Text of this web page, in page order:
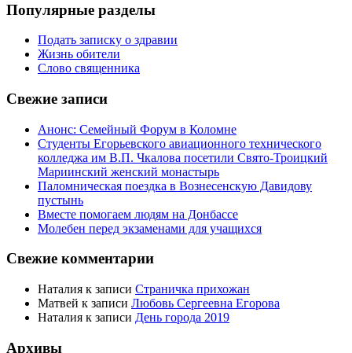
Популярные разделы
Подать записку о здравии
Жизнь обители
Слово священника
Свежие записи
Анонс: Семейный Форум в Коломне
Студенты Егорьевского авиационного технического
колледжа им В.П. Чкалова посетили Свято-Троицкий
Мариинский женский монастырь
Паломническая поездка в Вознесенскую Давидову
пустынь
Вместе помогаем людям на Донбассе
Молебен перед экзаменами для учащихся
Свежие комментарии
Наталия к записи Страничка прихожан
Матвей к записи Любовь Сергеевна Егорова
Наталия к записи День города 2019
Архивы